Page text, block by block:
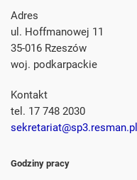
Adres
ul. Hoffmanowej 11
35-016 Rzeszów
woj. podkarpackie
Kontakt
tel. 17 748 2030
sekretariat@sp3.resman.pl
Godziny pracy